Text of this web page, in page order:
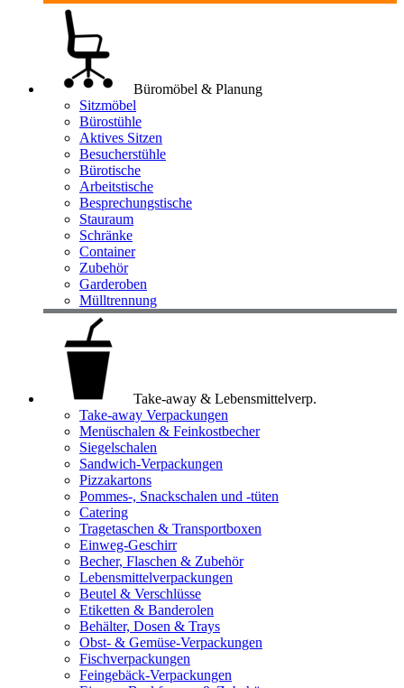
Büromöbel & Planung
Sitzmöbel
Bürostühle
Aktives Sitzen
Besucherstühle
Bürotische
Arbeitstische
Besprechungstische
Stauraum
Schränke
Container
Zubehör
Garderoben
Mülltrennung
Take-away & Lebensmittelverp.
Take-away Verpackungen
Menüschalen & Feinkostbecher
Siegelschalen
Sandwich-Verpackungen
Pizzakartons
Pommes-, Snackschalen und -tüten
Catering
Tragetaschen & Transportboxen
Einweg-Geschirr
Becher, Flaschen & Zubehör
Lebensmittelverpackungen
Beutel & Verschlüsse
Etiketten & Banderolen
Behälter, Dosen & Trays
Obst- & Gemüse-Verpackungen
Fischverpackungen
Feingebäck-Verpackungen